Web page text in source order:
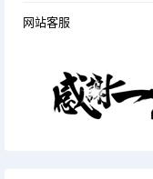
网站客服